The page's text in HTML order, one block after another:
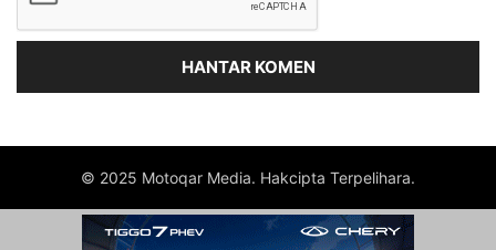
© 2025 Motoqar Media. Hakcipta Terpelihara.